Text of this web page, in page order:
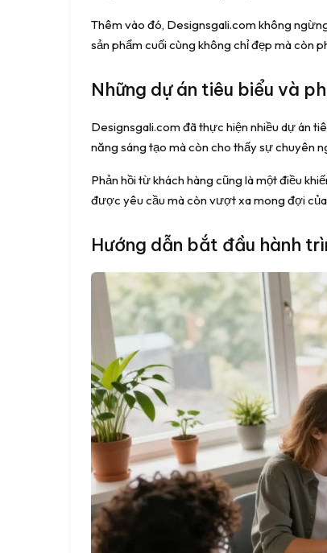
Thêm vào đó, Designsgali.com không
sản phẩm cuối cùng không chỉ đẹp mà còn
Những dự án tiêu biểu và
Designsgali.com đã thực hiện nhiều dự án
năng sáng tạo mà còn cho thấy sự chuyên
Phản hồi từ khách hàng cũng là một điều
được yêu cầu mà còn vượt xa mong đợi
Hướng dẫn bắt đầu hành